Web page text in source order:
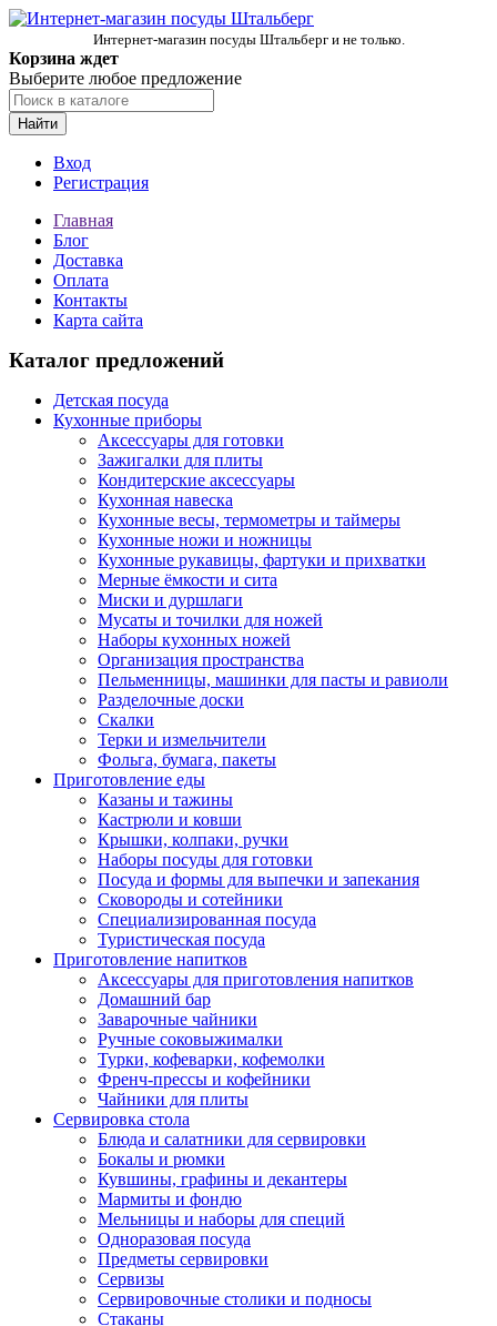
Интернет-магазин посуды Штальберг и не только.
Корзина ждет
Выберите любое предложение
Найти
Вход
Регистрация
Главная
Блог
Доставка
Оплата
Контакты
Карта сайта
Каталог предложений
Детская посуда
Кухонные приборы
Аксессуары для готовки
Зажигалки для плиты
Кондитерские аксессуары
Кухонная навеска
Кухонные весы, термометры и таймеры
Кухонные ножи и ножницы
Кухонные рукавицы, фартуки и прихватки
Мерные ёмкости и сита
Миски и дуршлаги
Мусаты и точилки для ножей
Наборы кухонных ножей
Организация пространства
Пельменницы, машинки для пасты и равиоли
Разделочные доски
Скалки
Терки и измельчители
Фольга, бумага, пакеты
Приготовление еды
Казаны и тажины
Кастрюли и ковши
Крышки, колпаки, ручки
Наборы посуды для готовки
Посуда и формы для выпечки и запекания
Сковороды и сотейники
Специализированная посуда
Туристическая посуда
Приготовление напитков
Аксессуары для приготовления напитков
Домашний бар
Заварочные чайники
Ручные соковыжималки
Турки, кофеварки, кофемолки
Френч-прессы и кофейники
Чайники для плиты
Сервировка стола
Блюда и салатники для сервировки
Бокалы и рюмки
Кувшины, графины и декантеры
Мармиты и фондю
Мельницы и наборы для специй
Одноразовая посуда
Предметы сервировки
Сервизы
Сервировочные столики и подносы
Стаканы